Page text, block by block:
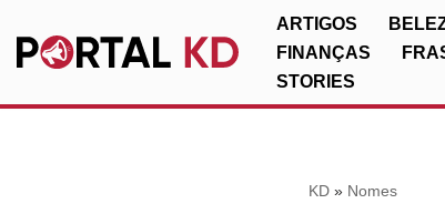
Pular
ARTIGOS
FINANÇAS
STORIES
KD» Nomes